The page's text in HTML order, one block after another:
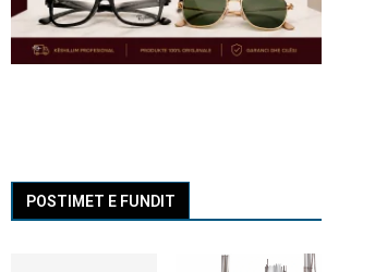
POSTIMET E FUNDIT